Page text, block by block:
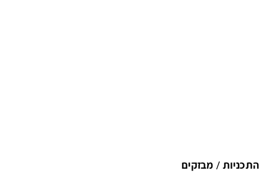
התכניות מבזקים